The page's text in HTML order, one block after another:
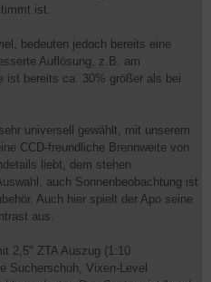
ist.
bedeuten jedoch bereits eine
Auflösung, z.B. am
ist bereits ca. 30% größer als bei
universell gewählt, mit unserem
CCD-freundliche Brennweite von
liebt, dem stehen
auch Sonnenbeobachtung ist
Auch hier spielt der Apo seine
aus.
2,5" ZTA Auszug (1:10
Sucherschuh, Vixen-Level